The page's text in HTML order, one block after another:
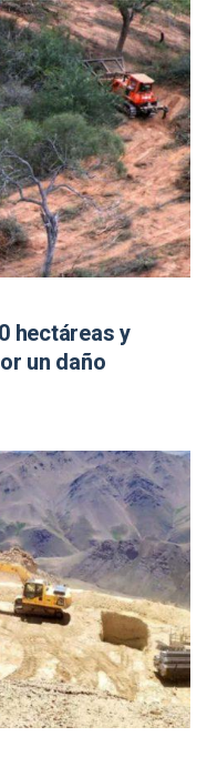
hectáreas y
un daño